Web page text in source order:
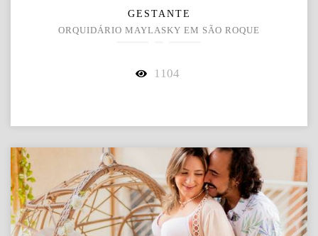
GESTANTE
ORQUIDÁRIO MAYLASKY EM SÃO ROQUE
1104